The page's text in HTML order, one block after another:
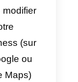
My
Google
WhatsApp
aux